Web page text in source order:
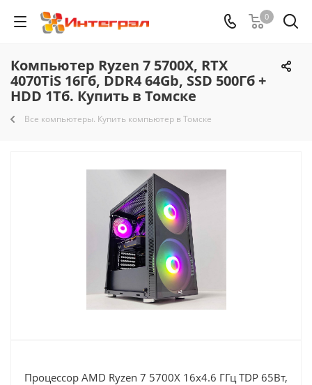
0
Компьютер Ryzen 7 5700X, RTX
4070TiS 16Гб, DDR4 64Gb, SSD 500Гб +
HDD 1Тб. Купить в Томске
Все компьютеры. Купить компьютер в Томске
Процессор AMD Ryzen 7 5700X 16x4.6 ГГц TDP 65Вт,